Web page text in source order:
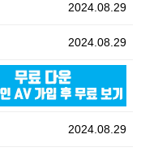
2024.08.29
2024.08.29
2024.08.29
2024.08.29